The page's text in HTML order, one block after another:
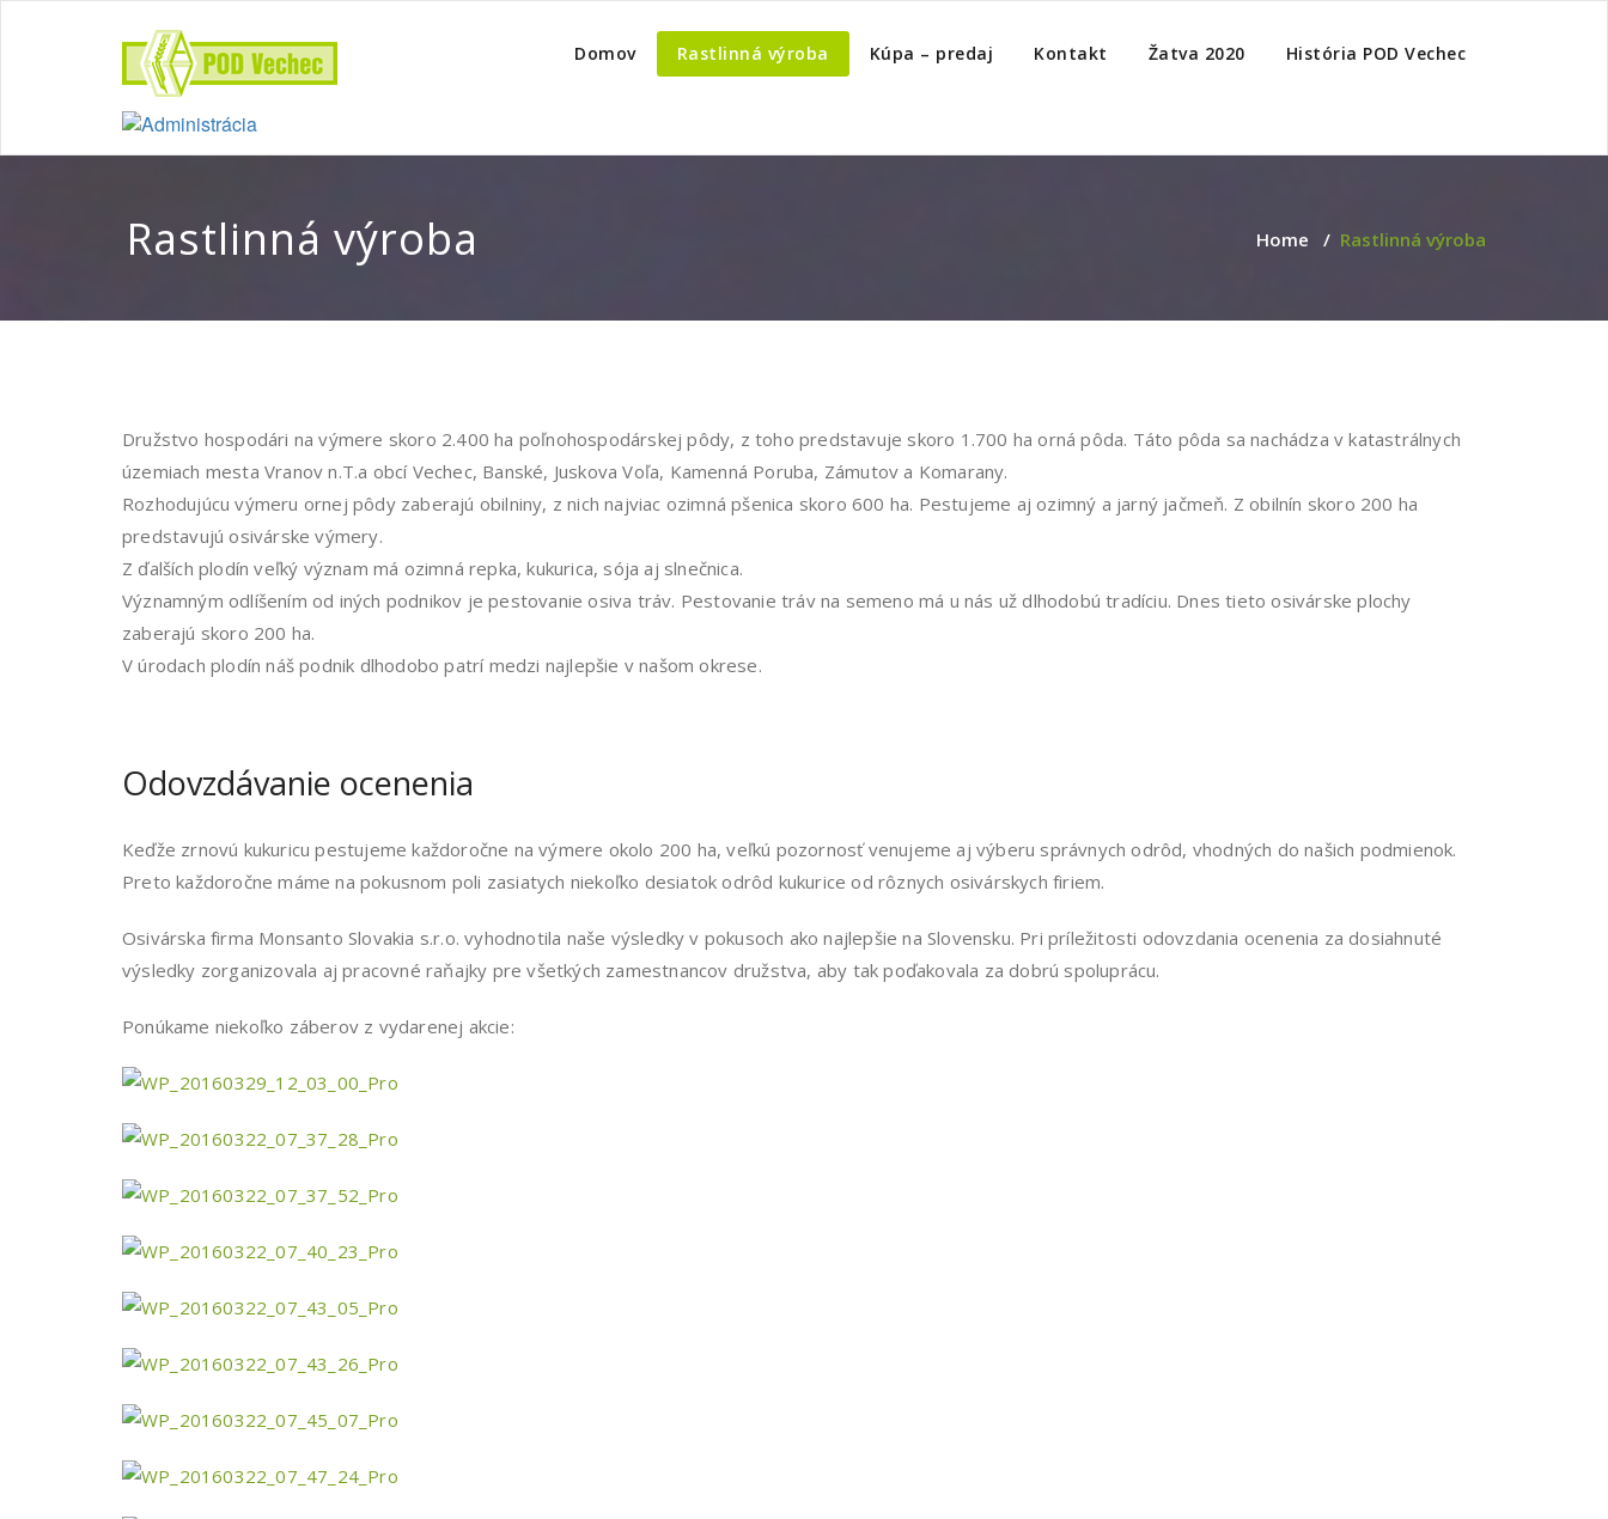
Domov Rastlinná výroba Kúpa – predaj Kontakt Žatva 2020 História POD Vechec
Rastlinná výroba Home / Rastlinná výroba
Družstvo hospodári na výmere skoro 2.400 ha poľnohospodárskej pôdy, z toho predstavuje skoro 1.700 ha orná pôda. Táto pôda sa nachádza v katastrálnych
územiach mesta Vranov n.T.a obcí Vechec, Banské, Juskova Voľa, Kamenná Poruba, Zámutov a Komarany.
Rozhodujúcu výmeru ornej pôdy zaberajú obilniny, z nich najviac ozimná pšenica skoro 600 ha. Pestujeme aj ozimný a jarný jačmeň. Z obilnín skoro 200 ha
predstavujú osivárske výmery.
Z ďalších plodín veľký význam má ozimná repka, kukurica, sója aj slnečnica.
Významným odlíšením od iných podnikov je pestovanie osiva tráv. Pestovanie tráv na semeno má u nás už dlhodobú tradíciu. Dnes tieto osivárske plochy
zaberajú skoro 200 ha.
V úrodach plodín náš podnik dlhodobo patrí medzi najlepšie v našom okrese.
Odovzdávanie ocenenia
Keďže zrnovú kukuricu pestujeme každoročne na výmere okolo 200 ha, veľkú pozornosť venujeme aj výberu správnych odrôd, vhodných do našich podmienok.
Preto každoročne máme na pokusnom poli zasiatych niekoľko desiatok odrôd kukurice od rôznych osivárskych firiem.
Osivárska firma Monsanto Slovakia s.r.o. vyhodnotila naše výsledky v pokusoch ako najlepšie na Slovensku. Pri príležitosti odovzdania ocenenia za dosiahnuté
výsledky zorganizovala aj pracovné raňajky pre všetkých zamestnancov družstva, aby tak poďakovala za dobrú spoluprácu.
Ponúkame niekoľko záberov z vydarenej akcie: